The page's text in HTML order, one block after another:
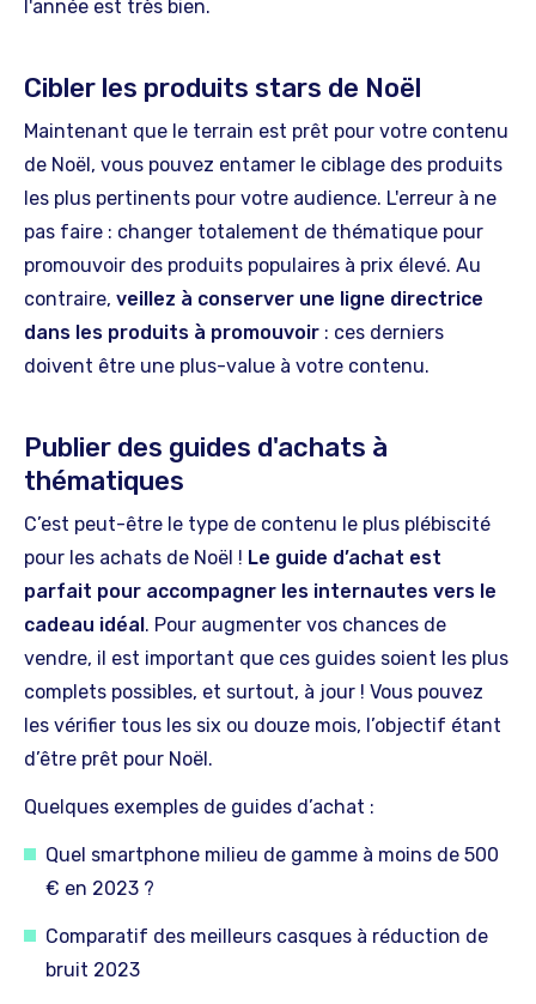
l'année est très bien.
Cibler les produits stars de Noël
Maintenant que le terrain est prêt pour votre contenu
de Noël, vous pouvez entamer le ciblage des produits
les plus pertinents pour votre audience. L'erreur à ne
pas faire : changer totalement de thématique pour
promouvoir des produits populaires à prix élevé. Au
contraire, veillez à conserver une ligne directrice
dans les produits à promouvoir : ces derniers
doivent être une plus-value à votre contenu.
Publier des guides d'achats à
thématiques
C’est peut-être le type de contenu le plus plébiscité
pour les achats de Noël ! Le guide d’achat est
parfait pour accompagner les internautes vers le
cadeau idéal. Pour augmenter vos chances de
vendre, il est important que ces guides soient les plus
complets possibles, et surtout, à jour ! Vous pouvez
les vérifier tous les six ou douze mois, l’objectif étant
d’être prêt pour Noël.
Quelques exemples de guides d’achat :
Quel smartphone milieu de gamme à moins de 500
€ en 2023 ?
Comparatif des meilleurs casques à réduction de
bruit 2023